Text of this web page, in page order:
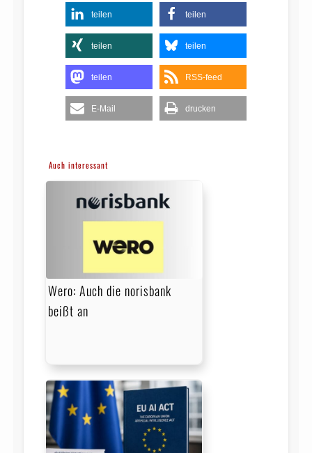
teilen teilen
teilen teilen
teilen RSS-feed
E-Mail drucken
Auch interessant
Wero: Auch die norisbank
beißt an